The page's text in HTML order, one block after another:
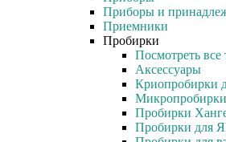
Приборы и
Приемники
Пробирки
Посмотреть все
Аксессуары
Криопробирки
Пробирки
Пробирки для